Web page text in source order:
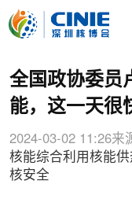
全国政协委员
能，这一天很
2024-03-02 11:26来
核能综合利用核能供
核安全